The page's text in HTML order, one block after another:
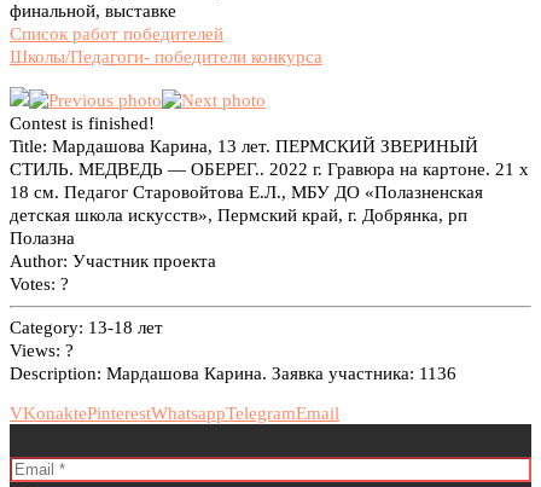
финальной, выставке
Список работ победителей
Школы/Педагоги- победители конкурса
Contest is finished!
Title: Мардашова Карина, 13 лет. ПЕРМСКИЙ ЗВЕРИНЫЙ
СТИЛЬ. МЕДВЕДЬ — ОБЕРЕГ.. 2022 г. Гравюра на картоне. 21 x
18 см. Педагог Старовойтова Е.Л., МБУ ДО «Полазненская
детская школа искусств», Пермский край, г. Добрянка, рп
Полазна
Author: Участник проекта
Votes: ?
Category: 13-18 лет
Views: ?
Description: Мардашова Карина. Заявка участника: 1136
VKonaktePinterestWhatsappTelegramEmail